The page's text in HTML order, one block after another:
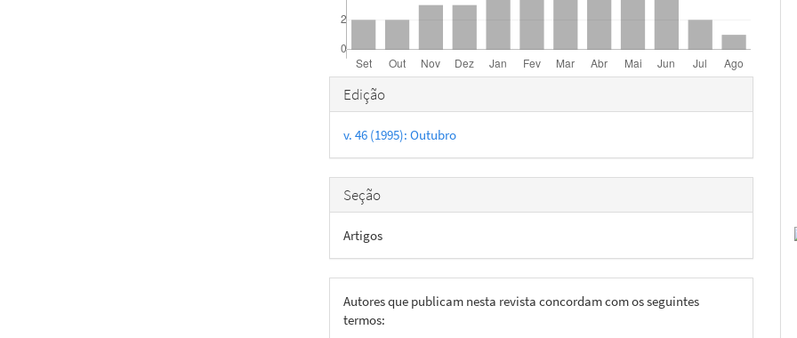
Detalhes
do
artigo
Edição
v. 46 (1995): Outubro
Seção
Artigos
Autores que publicam nesta revista concordam com os seguintes
termos: